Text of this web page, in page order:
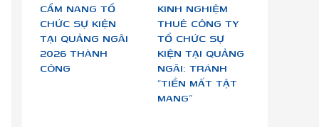
CẨM NANG TỔ
CHỨC SỰ KIỆN
TẠI QUẢNG NGÃI
2026 THÀNH
CÔNG
KINH NGHIỆM
THUÊ CÔNG TY
TỔ CHỨC SỰ
KIỆN TẠI QUẢNG
NGÃI: TRÁNH
“TIỀN MẤT TẬT
MANG”